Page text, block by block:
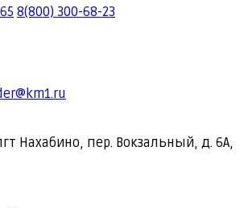
8(800) 300-68-23
Нахабино, пер. Вокзальный, д. 6А,